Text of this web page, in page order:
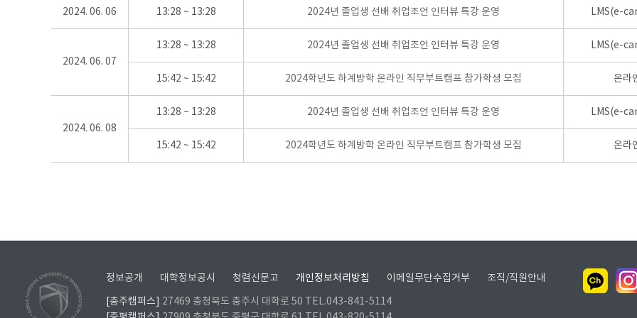
2024. 06. 06 13:28 ~ 13:28 2024년 졸업생 선배 취업조언 인터뷰 특강 운영 LMS(e-
2024. 06. 07
13:28 ~ 13:28 2024년 졸업생 선배 취업조언 인터뷰 특강 운영 LMS(e-
15:42 ~ 15:42 2024학년도 하계방학 온라인 직무부트캠프 참가학생 모집 온라
2024. 06. 08
13:28 ~ 13:28 2024년 졸업생 선배 취업조언 인터뷰 특강 운영 LMS(e-
15:42 ~ 15:42 2024학년도 하계방학 온라인 직무부트캠프 참가학생 모집 온라
정보공개 대학정보공시 청렴신문고 개인정보처리방침 이메일무단수집거부 조직/직원안내
[충주캠퍼스]
27469 충청북도 충주시 대학로 50 TEL.043-841-5114